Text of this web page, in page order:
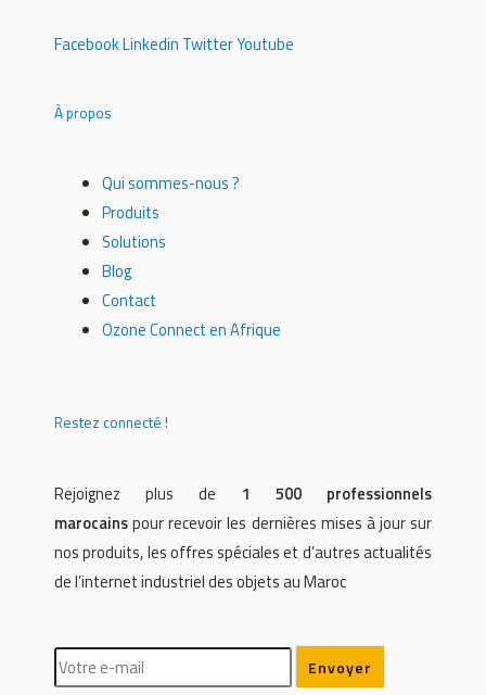
FacebookLinkedin TwitterYoutube
À propos
Qui sommes-nous ?
Produits
Solutions
Blog
Contact
Ozone Connect en Afrique
Restez connecté !
Rejoignez plus de 1 500 professionnels
marocainspour recevoir les dernières mises à jour sur
nos produits, les offres spéciales et d’autres actualités
de l’internet industriel des objets au Maroc